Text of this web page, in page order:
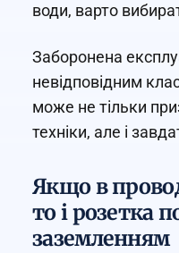
води, варто
Заборонена
невідповідним
може не тільки
техніки, але і
Якщо в
то і розетка
заземленням